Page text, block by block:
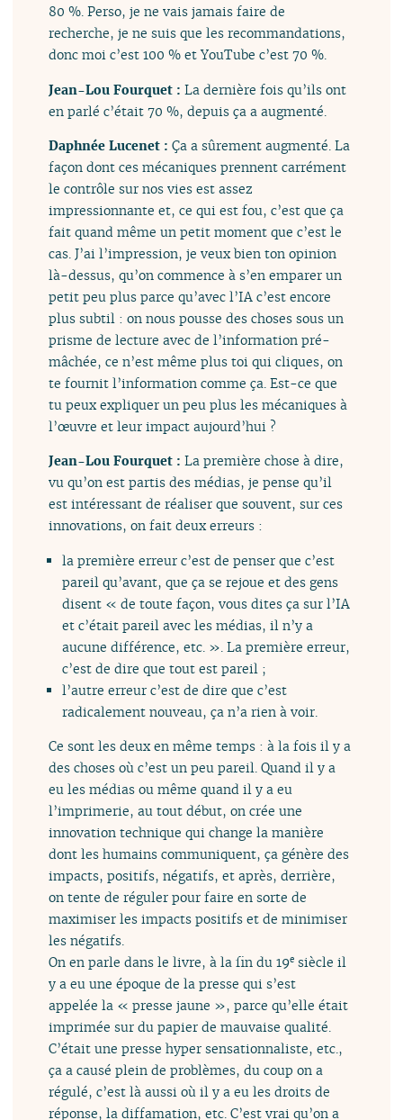
80 %. Perso, je ne vais jamais faire de
recherche, je ne suis que les recommandations,
donc moi c’est 100 % et YouTube c’est 70 %.
Jean-Lou Fourquet :La dernière fois qu’ils ont
en parlé c’était 70 %, depuis ça a augmenté.
Daphnée Lucenet :Ça a sûrement augmenté. La
façon dont ces mécaniques prennent carrément
le contrôle sur nos vies est assez
impressionnante et, ce qui est fou, c’est que ça
fait quand même un petit moment que c’est le
cas. J’ai l’impression, je veux bien ton opinion
là-dessus, qu’on commence à s’en emparer un
petit peu plus parce qu’avec l’IA c’est encore
plus subtil : on nous pousse des choses sous un
prisme de lecture avec de l’information pré-
mâchée, ce n’est même plus toi qui cliques, on
te fournit l’information comme ça. Est-ce que
tu peux expliquer un peu plus les mécaniques à
l’œuvre et leur impact aujourd’hui ?
Jean-Lou Fourquet :La première chose à dire,
vu qu’on est partis des médias, je pense qu’il
est intéressant de réaliser que souvent, sur ces
innovations, on fait deux erreurs :
la première erreur c’est de penser que c’est
pareil qu’avant, que ça se rejoue et des gens
disent « de toute façon, vous dites ça sur l’IA
et c’était pareil avec les médias, il n’y a
aucune différence, etc. ». La première erreur,
c’est de dire que tout est pareil ;
l’autre erreur c’est de dire que c’est
radicalement nouveau, ça n’a rien à voir.
Ce sont les deux en même temps : à la fois il y a
des choses où c’est un peu pareil. Quand il y a
eu les médias ou même quand il y a eu
l’imprimerie, au tout début, on crée une
innovation technique qui change la manière
dont les humains communiquent, ça génère des
impacts, positifs, négatifs, et après, derrière,
on tente de réguler pour faire en sorte de
maximiser les impacts positifs et de minimiser
les négatifs.
On en parle dans le livre, à la fin du 19e siècle il
y a eu une époque de la presse qui s’est
appelée la « presse jaune », parce qu’elle était
imprimée sur du papier de mauvaise qualité.
C’était une presse hyper sensationnaliste, etc.,
ça a causé plein de problèmes, du coup on a
régulé, c’est là aussi où il y a eu les droits de
réponse, la diffamation, etc. C’est vrai qu’on a